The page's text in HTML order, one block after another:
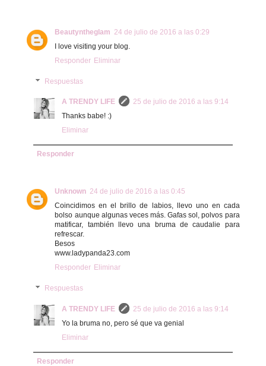
Beautyntheglam 24 de julio de 2016 a las 0:29
I love visiting your blog.
Responder Eliminar
Respuestas
A TRENDY LIFE
25 de julio de 2016 a las 9:14
Thanks babe! :)
Eliminar
Responder
Unknown 24 de julio de 2016 a las 0:45
Coincidimos en el brillo de labios, llevo uno en cada
bolso aunque algunas veces más. Gafas sol, polvos para
matificar, también llevo una bruma de caudalie para
refrescar.
Besos
www.ladypanda23.com
Responder Eliminar
Respuestas
A TRENDY LIFE
25 de julio de 2016 a las 9:14
Yo la bruma no, pero sé que va genial
Eliminar
Responder